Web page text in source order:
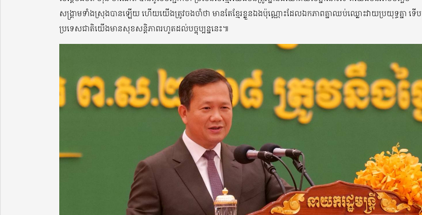
សង្រ្គាមទាំងស្រុងបានឡើយ ហើយយើងត្រូវចងចាំថា មានតែខ្មែរខ្លួនឯងប៉ុណ្ណោះដែលឯកភាពគ្នាឈប់ឈ្លោះវាយប្រយុទ្ធគ្នា ទើប
ប្រទេសជាតិយើងមានសុខសន្តិភាពរហូតដល់បច្ចុប្បន្ននេះ៕